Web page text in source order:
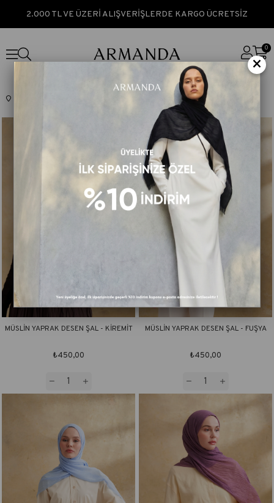
2.000 TL VE ÜZERİ ALIŞVERİŞLERDE KARGO ÜCRETSİZ
0
MÜSLİN YAPRAK DESEN ŞAL
MÜSLİN YAPRAK DESEN ŞAL - KİREMİT
₺450,00
MÜSLİN YAPRAK DESEN ŞAL - FUŞYA
₺450,00
×